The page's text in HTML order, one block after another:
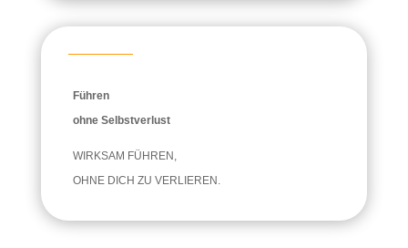
Führen
ohne Selbstverlust
WIRKSAM FÜHREN,
OHNE DICH ZU VERLIEREN.